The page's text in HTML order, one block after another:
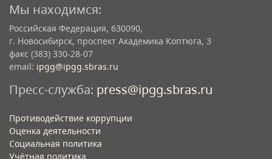
Мы находимся:
Российская Федерация, 630090,
г. Новосибирск, проспект Академика Коптюга, 3
факс (383) 330-28-07
email: ipgg@ipgg.sbras.ru
Пресс-служба: press@ipgg.sbras.ru
Противодействие коррупции
Оценка деятельности
Социальная политика
Учётная политика​